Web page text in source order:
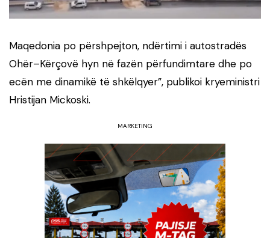
Maqedonia po përshpejton, ndërtimi i autostradës
Ohër–Kërçovë hyn në fazën përfundimtare dhe po
ecën me dinamikë të shkëlqyer”, publikoi kryeministri
Hristijan Mickoski.
MARKETING